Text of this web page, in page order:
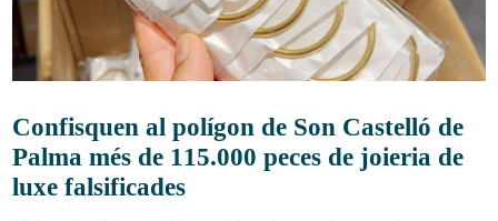
Confisquen al polígon de Son Castelló de
Palma més de 115.000 peces de joieria de
luxe falsificades